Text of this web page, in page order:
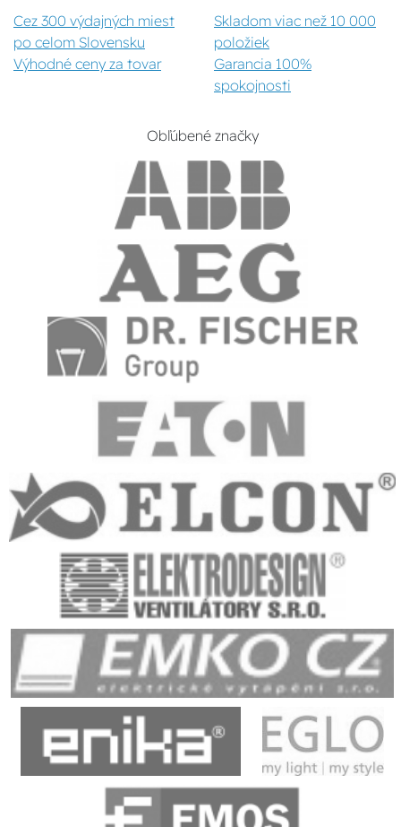
Cez 300 výdajných miest
po celom Slovensku
Skladom viac než 10 000
položiek
Výhodné ceny za tovar
Garancia 100%
spokojnosti
Obľúbené značky